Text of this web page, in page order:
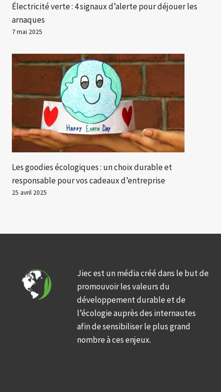
Électricité verte : 4 signaux d’alerte pour déjouer les
arnaques
7 mai 2025
Les goodies écologiques : un choix durable et
responsable pour vos cadeaux d’entreprise
25 avril 2025
Jiec est un média créé dans le but de
promouvoir les valeurs du
développement durable et de
l’écologie auprès des internautes
afin de sensibiliser le plus grand
nombre à ces enjeux.